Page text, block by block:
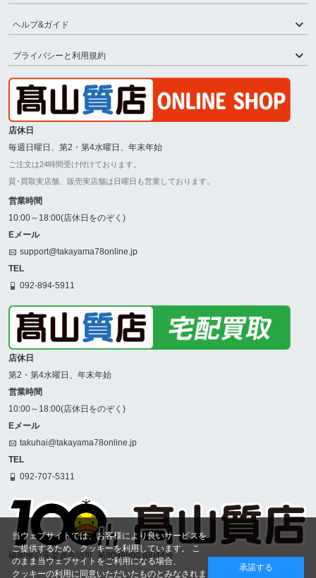
ヘルプ&ガイド
プライバシーと利用規約
店休日
毎週日曜日、第2・第4水曜日、年末年始
ご注文は24時間受け付けております。
質･買取実店舗、販売実店舗は日曜日も営業しております。
営業時間
10:00～18:00(店休日をのぞく)
Eメール
support@takayama78online.jp
TEL
092-894-5911
店休日
第2・第4水曜日、年末年始
営業時間
10:00～18:00(店休日をのぞく)
Eメール
takuhai@takayama78online.jp
TEL
092-707-5311
福岡県公安委員会許可 第909990030044号
当ウェブサイトでは、お客様により良いサービスを
ご提供するため、クッキーを利用しています。 こ
のまま当ウェブサイトをご利用になる場合、
クッキーの利用に同意いただいたものとみなされま
承諾する